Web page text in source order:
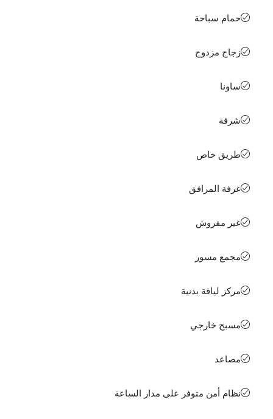
حمام سباحة
زجاج مزدوج
ساونا
شرفة
طريق خاص
غرفة المرافق
غير مفروش
مجمع مسور
مركز لياقة بدنية
مسبح خارجي
مصاعد
نظام أمن متوفر على مدار الساعة